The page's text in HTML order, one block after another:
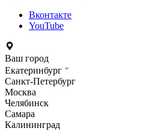
Вконтакте
YouTube
Ваш город
Екатеринбург
Санкт-Петербург
Москва
Челябинск
Самара
Калининград